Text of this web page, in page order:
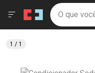
Drogaria São
Ir direto para a home
pela
Ir direto para o
Ir direto para a busca
Ir direto para a conta
Ir direto para a
Faça a sua
O que
Menu
1 / 1